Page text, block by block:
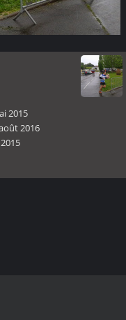
2015
2016